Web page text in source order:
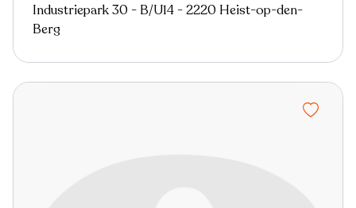
Industriepark 30 - B/U14 - 2220 Heist-op-den-
Berg